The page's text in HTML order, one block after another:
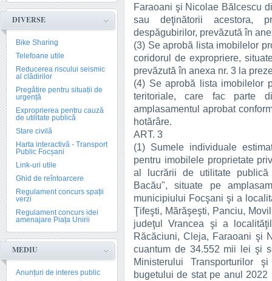
DIVERSE
Bike Sharing
Telefoane utile
Reducerea riscului seismic
al clădirilor
Pregătire pentru situații de
urgență
Exproprierea pentru cauză
de utilitate publică
Stare civilă
Harta interactivă - Transport
Public Focșani
Link-uri utile
Ghid de reîntoarcere
Regulament concurs spații
verzi
Regulament concurs idei
amenajare Piața Unirii
MEDIU
Anunțuri de interes public
Faraoani şi Nicolae Bălcescu
sau deţinătorii acestora,
despăgubirilor, prevăzută în
(3) Se aprobă lista imobilelor
coridorul de expropriere,
prevăzută în anexa nr. 3 la
(4) Se aprobă lista imobilelor
teritoriale, care fac parte
amplasamentul aprobat
hotărâre.
ART. 3
(1) Sumele individuale
pentru imobilele proprietate
al lucrării de utilitate publică
Bacău", situate pe
municipiului Focşani şi a
Ţifeşti, Mărăşeşti, Panciu,
judeţul Vrancea şi a
Răcăciuni, Cleja, Faraoani şi
cuantum de 34.552 mii lei şi
Ministerului Transporturilor
bugetului de stat pe anul